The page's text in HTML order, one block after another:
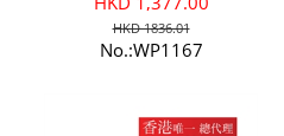
HKD 1836.01
No.:WP1167